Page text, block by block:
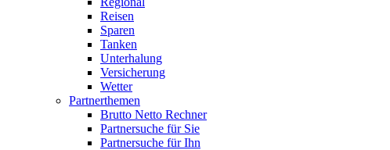
Reisen
Sparen
Tanken
Unterhalung
Versicherung
Wetter
Partnerthemen
Brutto Netto Rechner
Partnersuche für Sie
Partnersuche für Ihn